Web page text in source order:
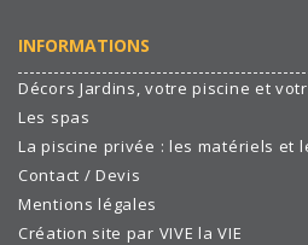
INFORMATIONS
Décors Jardins, votre piscine et
Les spas
La piscine privée : les matériels et
Contact / Devis
Mentions légales
Création site par VIVE la VIE